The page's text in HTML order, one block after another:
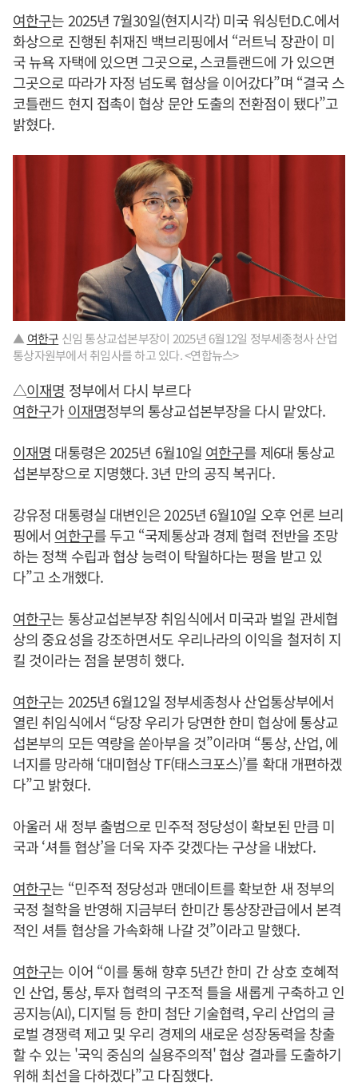
여한구는 2025년 7월30일(현지시각) 미국 워싱턴D.C.에서
화상으로 진행된 취재진 백브리핑에서 “러트닉 장관이 미
국 뉴욕 자택에 있으면 그곳으로, 스코틀랜드에 가 있으면
그곳으로 따라가 자정 넘도록 협상을 이어갔다”며 “결국 스
코틀랜드 현지 접촉이 협상 문안 도출의 전환점이 됐다”고
밝혔다.
▲ 여한구 신임 통상교섭본부장이 2025년 6월12일 정부세종청사 산업
통상자원부에서 취임사를 하고 있다. <연합뉴스>
△이재명 정부에서 다시 부르다
여한구가 이재명정부의 통상교섭본부장을 다시 맡았다.
이재명 대통령은 2025년 6월10일 여한구를 제6대 통상교
섭본부장으로 지명했다. 3년 만의 공직 복귀다.
강유정 대통령실 대변인은 2025년 6월10일 오후 언론 브리
핑에서 여한구를 두고 “국제통상과 경제 협력 전반을 조망
하는 정책 수립과 협상 능력이 탁월하다는 평을 받고 있
다”고 소개했다.
여한구는 통상교섭본부장 취임식에서 미국과 벌일 관세협
상의 중요성을 강조하면서도 우리나라의 이익을 철저히 지
킬 것이라는 점을 분명히 했다.
여한구는 2025년 6월12일 정부세종청사 산업통상부에서
열린 취임식에서 “당장 우리가 당면한 한미 협상에 통상교
섭본부의 모든 역량을 쏟아부을 것”이라며 “통상, 산업, 에
너지를 망라해 ‘대미협상 TF(태스크포스)’를 확대 개편하겠
다”고 밝혔다.
아울러 새 정부 출범으로 민주적 정당성이 확보된 만큼 미
국과 ‘셔틀 협상’을 더욱 자주 갖겠다는 구상을 내놨다.
여한구는 “민주적 정당성과 맨데이트를 확보한 새 정부의
국정 철학을 반영해 지금부터 한미간 통상장관급에서 본격
적인 셔틀 협상을 가속화해 나갈 것”이라고 말했다.
여한구는 이어 “이를 통해 향후 5년간 한미 간 상호 호혜적
인 산업, 통상, 투자 협력의 구조적 틀을 새롭게 구축하고 인
공지능(AI), 디지털 등 한미 첨단 기술협력, 우리 산업의 글
로벌 경쟁력 제고 및 우리 경제의 새로운 성장동력을 창출
할 수 있는 '국익 중심의 실용주의적' 협상 결과를 도출하기
위해 최선을 다하겠다”고 다짐했다.